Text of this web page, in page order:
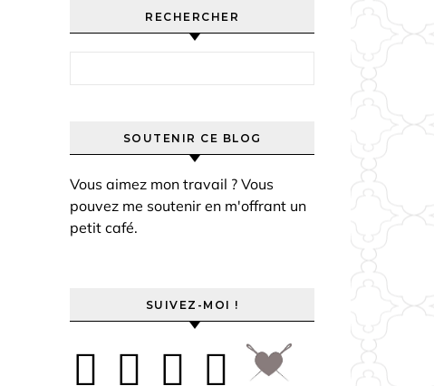
RECHERCHER
SOUTENIR CE BLOG
Vous aimez mon travail ? Vous
pouvez me soutenir en m'offrant un
petit café.
SUIVEZ-MOI !